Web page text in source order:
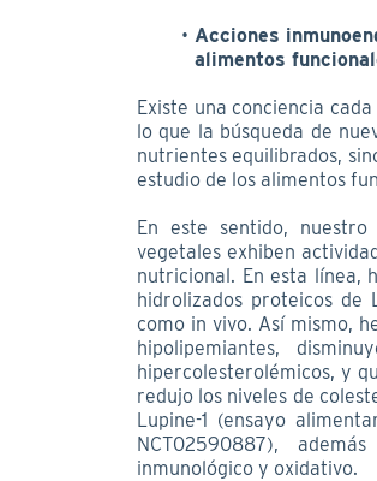
Acciones
alimentos
Existe una conciencia
lo que la búsqueda de
nutrientes equilibrados,
estudio de los alimentos
En este sentido,
vegetales exhiben
nutricional. En esta línea,
hidrolizados proteicos de
como in vivo. Así mismo,
hipolipemiantes,
hipercolesterolémicos, y
redujo los niveles de
Lupine-1 (ensayo
NCT02590887),
inmunológico y oxidativo.